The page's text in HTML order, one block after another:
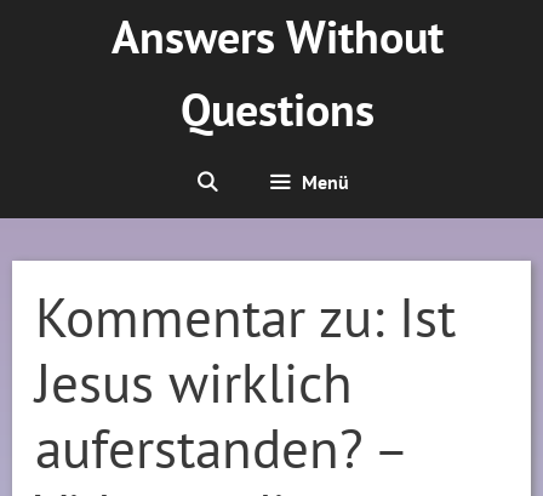
Answers Without
Questions
Menü
Kommentar zu: Ist
Jesus wirklich
auferstanden? –